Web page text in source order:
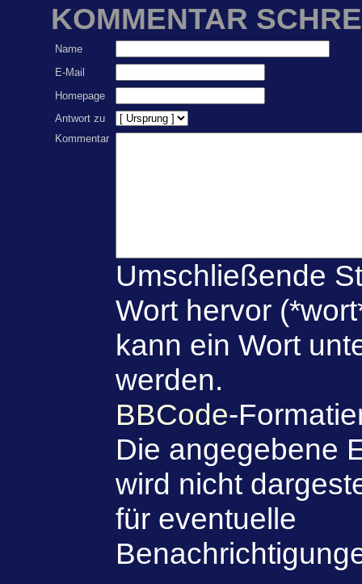
KOMMENTAR
Name
E-Mail
Homepage
Antwort zu
Kommentar
Umschließende
Wort hervor
kann ein Wort
werden.
BBCode-
Die angegebene
wird nicht
für eventuelle